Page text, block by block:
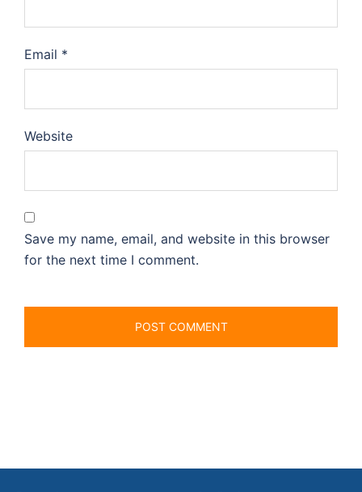
Email *
Website
Save my name, email, and website in this browser
for the next time I comment.